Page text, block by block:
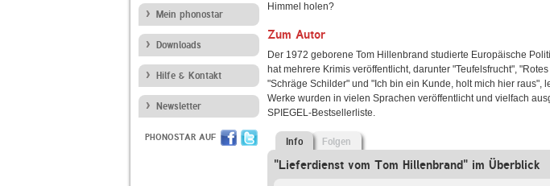
Mein phonostar
Downloads
Hilfe & Kontakt
Newsletter
PHONOSTAR AUF
Himmel holen?
Zum Autor
Der 1972 geborene Tom Hillenbrand studierte Europäische
hat mehrere Krimis veröffentlicht, darunter "Teufelsfrucht",
"Schräge Schilder" und "Ich bin ein Kunde, holt mich hier raus",
Werke wurden in vielen Sprachen veröffentlicht und vielfach
SPIEGEL-Bestsellerliste.
Info Folgen
"Lieferdienst vom Tom Hillenbrand" im Überblick